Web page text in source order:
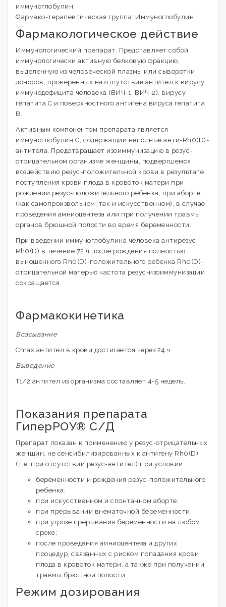
иммуноглобулин
Фармако-терапевтическая группа: Иммуноглобулин
Фармакологическое действие
Иммунологический препарат. Представляет собой
иммунологически активную белковую фракцию,
выделенную из человеческой плазмы или сыворотки
доноров, проверенных на отсутствие антител к вирусу
иммунодефицита человека (ВИЧ-1, ВИЧ-2), вирусу
гепатита С и поверхностного антигена вируса гепатита
В.
Активным компонентом препарата является
иммуноглобулин G, содержащий неполные анти-Rh0(D)-
антитела. Предотвращает изоиммунизацию в резус-
отрицательном организме женщины, подвергшемся
воздействию резус-положительной крови в результате
поступления крови плода в кровоток матери при
рождении резус-положительного ребенка, при аборте
(как самопроизвольном, так и искусственном), в случае
проведения амниоцентеза или при получении травмы
органов брюшной полости во время беременности.
При введении иммуноглобулина человека антирезус
Rh0(D) в течение 72 ч после рождения полностью
выношенного Rh0(D)-положительного ребенка Rh0(D)-
отрицательной матерью частота резус-изоиммунизации
сокращается.
Фармакокинетика
Всасывание
Cmax антител в крови достигается через 24 ч.
Выведение
T1/2 антител из организма составляет 4-5 недель.
Показания препарата
ГиперРОУ® С/Д
Препарат показан к применению у резус-отрицательных
женщин, не сенсибилизированных к антигену Rh0(D)
(т.е. при отсутствии резус-антител) при условии:
беременности и рождения резус-положительного
ребенка;
при искусственном и спонтанном аборте;
при прерывании внематочной беременности;
при угрозе прерывания беременности на любом
сроке;
после проведения амниоцентеза и других
процедур, связанных с риском попадания крови
плода в кровоток матери, а также при получении
травмы брюшной полости.
Режим дозирования